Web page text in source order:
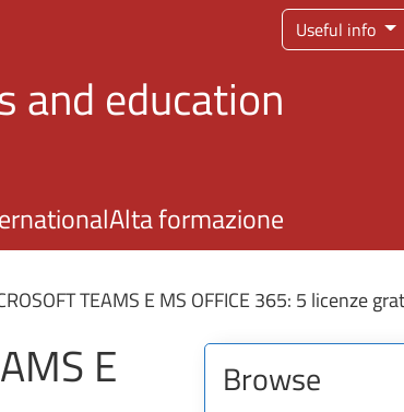
Useful info
and education
Alta formazione
TEAMS E MS OFFICE 365: 5 licenze
E Browse